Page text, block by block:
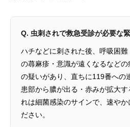
Q. 虫刺されで救急受診が必要な
ハチなどに刺された後、呼吸困
の蕁麻疹・意識が遠くなるなど
の疑いがあり、直ちに119番への
患部から膿が出る・赤みが拡大
れは細菌感染のサインで、速やか
ださい。